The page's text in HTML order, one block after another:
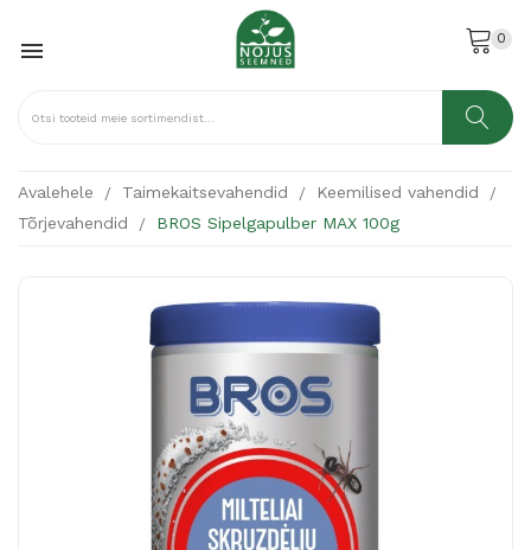
 0
Avalehele Taimekaitsevahendid
Keemilised vahendid
Tõrjevahendid
BROS Sipelgapulber MAX 100g